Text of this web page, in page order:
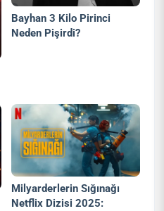
Bayhan 3 Kilo Pirinci
Neden Pişirdi?
Milyarderlerin Sığınağı
Netflix Dizisi 2025: